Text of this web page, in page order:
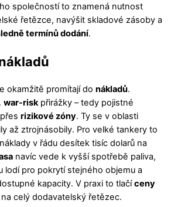
společností to znamená nutnost
řetězce, navýšit skladové zásoby a
termínů dodání.
okamžitě promítají do nákladů.
war-riskpřirážky – tedy pojistné
rizikové zóny. Ty se v oblasti
až ztrojnásobily. Pro velké tankery to
v řádu desítek tisíc dolarů na
navíc vede k vyšší spotřebě paliva,
lodí pro pokrytí stejného objemu a
kapacity. V praxi to tlačíceny
celý dodavatelský řetězec.